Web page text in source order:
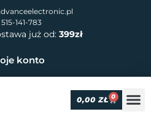
konto
już od: 399zł
515-141-783
0,00 ZŁ 0